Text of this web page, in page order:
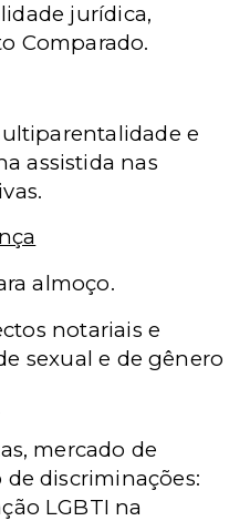
jurídica,
Comparado.
e
assistida nas
almoço.
notariais e
sexual e de gênero
mercado de
discriminações:
LGBTI na